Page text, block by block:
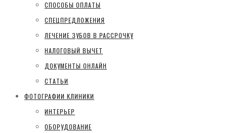
СПОСОБЫ ОПЛАТЫ
СПЕЦПРЕДЛОЖЕНИЯ
ЛЕЧЕНИЕ ЗУБОВ В РАССРОЧКУ
НАЛОГОВЫЙ ВЫЧЕТ
ДОКУМЕНТЫ ОНЛАЙН
СТАТЬИ
ФОТОГРАФИИ КЛИНИКИ
ИНТЕРЬЕР
ОБОРУДОВАНИЕ